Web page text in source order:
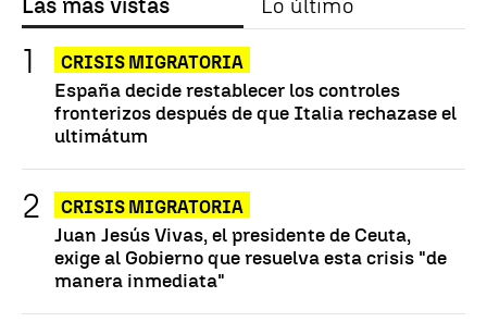
Las más vistas Lo último
CRISIS MIGRATORIA
España decide restablecer los controles
fronterizos después de que Italia rechazase el
ultimátum
CRISIS MIGRATORIA
Juan Jesús Vivas, el presidente de Ceuta,
exige al Gobierno que resuelva esta crisis "de
manera inmediata"